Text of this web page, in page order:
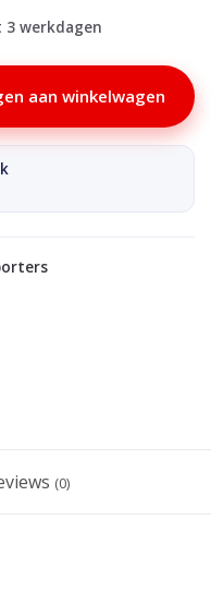
werkdagen
aan winkelwagen
(0)